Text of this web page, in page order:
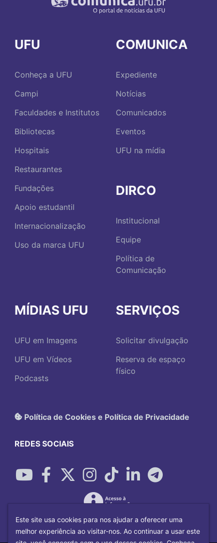
UFU
Conheça a UFU
Campi
Faculdades e Institutos
Bibliotecas
Hospitais
Restaurantes
Fundações
Apoio estudantil
Internacionalização
Uso da marca UFU
COMUNICA
Expediente
Notícias
Comunicados
Eventos
UFU na mídia
DIRCO
Institucional
Equipe
Política de
Comunicação
MÍDIAS UFU
UFU em Imagens
UFU em Vídeos
Podcasts
SERVIÇOS
Solicitar divulgação
Reserva de espaço
físico
Política de Cookies e Política de Privacidade
REDES SOCIAIS
Este site usa cookies para nos ajudar a oferecer uma
melhor experiência ao visitar-nos. Ao continuar a usar este